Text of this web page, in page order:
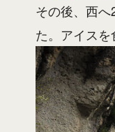
その後、西
た。アイスを